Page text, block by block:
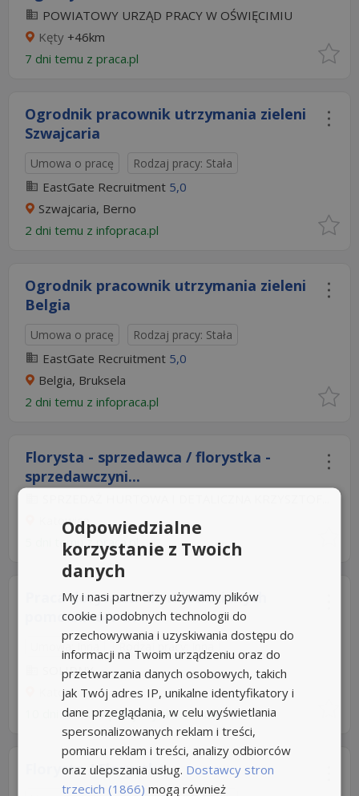
POWIATOWY URZĄD PRACY W OŚWIĘCIMIU
Kęty +46km
7 dni temu z praca.pl
Ogrodnik pracownik utrzymania zieleni
Szwajcaria
Umowa o pracę Rodzaj pracy: Stała
EastGate Recruitment 5,0
Szwajcaria, Berno
2 dni temu z infopraca.pl
Ogrodnik pracownik utrzymania zieleni
Belgia
Umowa o pracę Rodzaj pracy: Stała
EastGate Recruitment 5,0
Belgia, Bruksela
2 dni temu z infopraca.pl
Florysta - sprzedawca / florystka -
sprzedawczyni...
Katowice
5 dni temu zpraca.pl
Praca dorywcza dla młodocianych
pomocników w...
Umowa: Inna Rodzaj pracy: Inna
SOLIDNY
Katowice
10 dni temu -Aplikuj szybko z Nuzle
Florysta / Florystka
Odpowiedzialne
korzystanie z Twoich
danych
My i nasi partnerzy używamy plików
cookie i podobnych technologii do
przechowywania i uzyskiwania dostępu do
informacji na Twoim urządzeniu oraz do
przetwarzania danych osobowych, takich
jak Twój adres IP, unikalne identyfikatory i
dane przeglądania, w celu wyświetlania
spersonalizowanych reklam i treści,
pomiaru reklam i treści, analizy odbiorców
oraz ulepszania usług. Dostawcy stron
trzecich (1866) mogą również